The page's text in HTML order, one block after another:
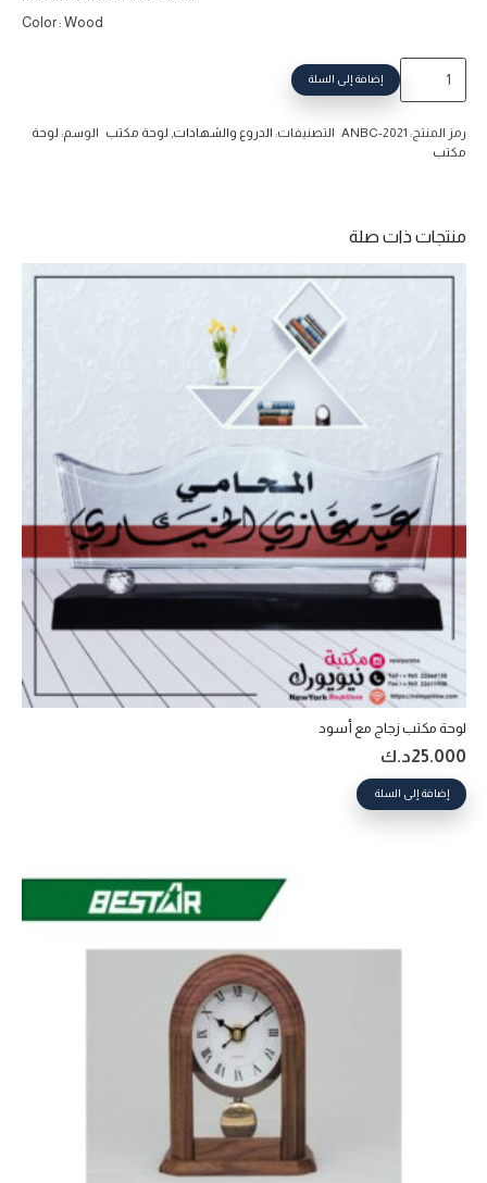
Color : Wood
لوحة
خشب
إضافة إلى السلة
رمز المنتج: ANBC-2021 التصنيفات: الدروع والشهادات لوحة مكتب الوسم: لوحة
مكتب
منتجات ذات صلة
لوحة مكتب زجاج مع أسود
25.000د.ك
إضافة إلى السلة